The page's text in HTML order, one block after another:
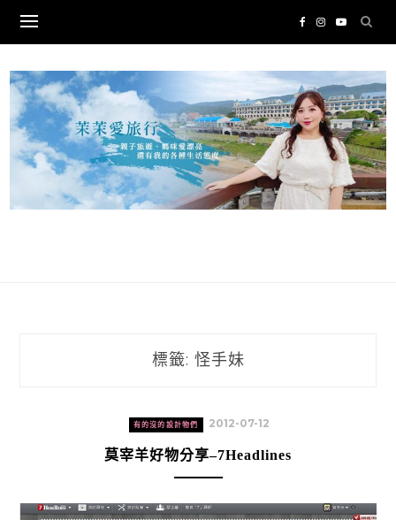
content
標籤: 怪手妹
有的沒的設計物們 2012-07-12
莫宰羊好物分享–7Headlines